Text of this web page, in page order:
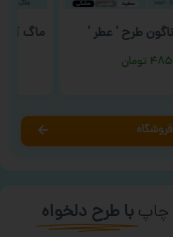
طرح ‘ عطر ‘
تومان
ماگ
چاپ با طرح دلخواه